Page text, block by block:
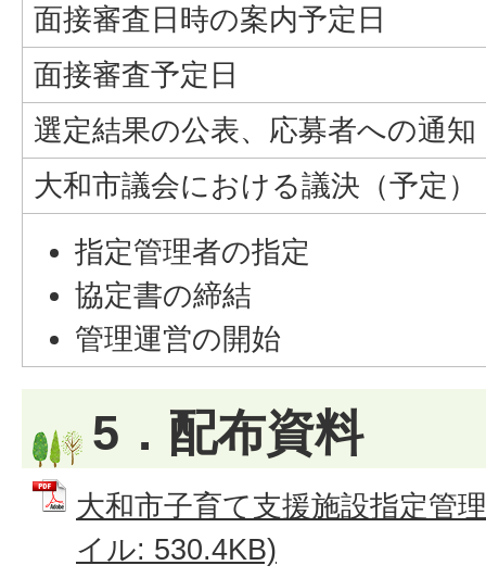
面接審査日時の案内予定日
面接審査予定日
選定結果の公表、応募者への通知
大和市議会における議決（予定）
指定管理者の指定
協定書の締結
管理運営の開始
5．配布資料
大和市子育て支援施設指定管
イル: 530.4KB)